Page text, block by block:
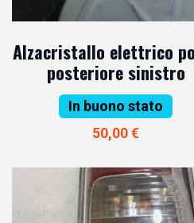
Alzacristallo elettrico
posteriore sinistro
In buono stato
50,00 €